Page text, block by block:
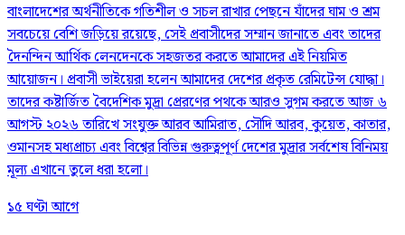
বাংলাদেশের অর্থনীতিকে গতিশীল ও সচল রাখার পেছনে যাঁদের ঘাম ও শ্রম
সবচেয়ে বেশি জড়িয়ে রয়েছে, সেই প্রবাসীদের সম্মান জানাতে এবং তাদের
দৈনন্দিন আর্থিক লেনদেনকে সহজতর করতে আমাদের এই নিয়মিত
আয়োজন। প্রবাসী ভাইয়েরা হলেন আমাদের দেশের প্রকৃত রেমিটেন্স যোদ্ধা।
তাদের কষ্টার্জিত বৈদেশিক মুদ্রা প্রেরণের পথকে আরও সুগম করতে আজ ৬
আগস্ট ২০২৬ তারিখে সংযুক্ত আরব আমিরাত, সৌদি আরব, কুয়েত, কাতার,
ওমানসহ মধ্যপ্রাচ্য এবং বিশ্বের বিভিন্ন গুরুত্বপূর্ণ দেশের মুদ্রার সর্বশেষ বিনিময়
মূল্য এখানে তুলে ধরা হলো।
১৫ ঘণ্টা আগে